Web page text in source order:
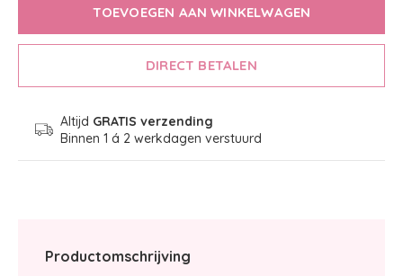
TOEVOEGEN AAN WINKELWAGEN
DIRECT BETALEN
Altijd GRATIS verzending
Binnen 1 á 2 werkdagen verstuurd
Productomschrijving